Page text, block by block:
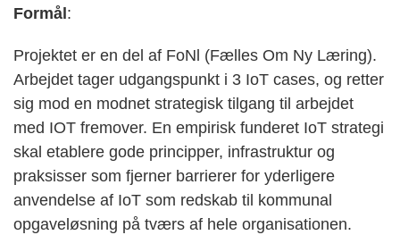
Formål :
Projektet er en del af FoNl (Fælles Om Ny Læring).
Arbejdet tager udgangspunkt i 3 IoT cases, og retter
sig mod en modnet strategisk tilgang til arbejdet
med IOT fremover. En empirisk funderet IoT strategi
skal etablere gode principper, infrastruktur og
praksisser som fjerner barrierer for yderligere
anvendelse af IoT som redskab til kommunal
opgaveløsning på tværs af hele organisationen.